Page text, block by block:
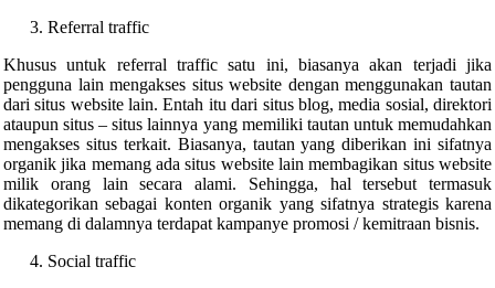
Referral traffic
Khusus untuk referral traffic satu ini, biasanya akan terjadi jika
pengguna lain mengakses situs website dengan menggunakan tautan
dari situs website lain. Entah itu dari situs blog, media sosial, direktori
ataupun situs – situs lainnya yang memiliki tautan untuk memudahkan
mengakses situs terkait. Biasanya, tautan yang diberikan ini sifatnya
organik jika memang ada situs website lain membagikan situs website
milik orang lain secara alami. Sehingga, hal tersebut termasuk
dikategorikan sebagai konten organik yang sifatnya strategis karena
memang di dalamnya terdapat kampanye promosi / kemitraan bisnis.
Social traffic